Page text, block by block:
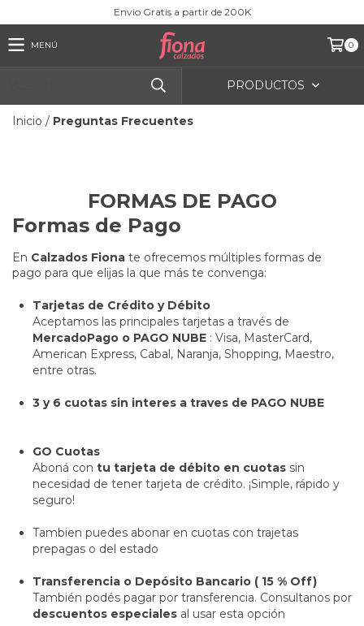
Envio Gratis a partir de 200K
MENÚ 0
PRODUCTOS
Inicio / Preguntas Frecuentes
FORMAS DE PAGO
Formas de Pago
En Calzados Fiona te ofrecemos múltiples formas de
pago para que elijas la que más te convenga:
Tarjetas de Crédito y Débito
Aceptamos las principales tarjetas a través de
MercadoPago o PAGO NUBE : Visa, MasterCard,
American Express, Cabal, Naranja, Shopping, Maestro,
entre otras.
3 y 6 cuotas sin interes a traves de PAGO NUBE
GO Cuotas
Aboná con tu tarjeta de débito en cuotas sin
necesidad de tener tarjeta de crédito. ¡Simple, rápido y
seguro!
Tambien puedes abonar en cuotas con trajetas
prepagas o del estado
Transferencia o Depósito Bancario ( 15 % Off)
También podés pagar por transferencia. Consultanos por
descuentos especiales al usar esta opción